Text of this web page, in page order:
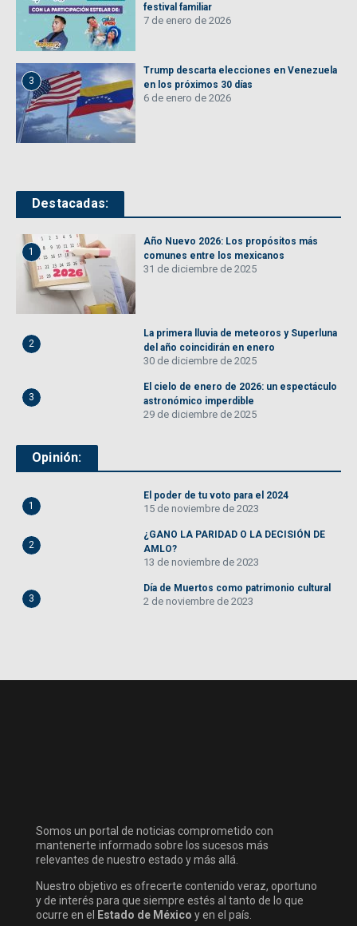
festival familiar
7 de enero de 2026
3
Trump descarta elecciones en Venezuela
en los próximos 30 días
6 de enero de 2026
Destacadas:
1
Año Nuevo 2026: Los propósitos más
comunes entre los mexicanos
31 de diciembre de 2025
2
La primera lluvia de meteoros y Superluna
del año coincidirán en enero
30 de diciembre de 2025
3
El cielo de enero de 2026: un espectáculo
astronómico imperdible
29 de diciembre de 2025
Opinión:
1
El poder de tu voto para el 2024
15 de noviembre de 2023
2
¿GANO LA PARIDAD O LA DECISIÓN DE
AMLO?
13 de noviembre de 2023
3
Día de Muertos como patrimonio cultural
2 de noviembre de 2023
Somos un portal de noticias comprometido con
mantenerte informado sobre los sucesos más
relevantes de nuestro estado y más allá.
Nuestro objetivo es ofrecerte contenido veraz, oportuno
y de interés para que siempre estés al tanto de lo que
ocurre en el
Estado de México y en el país.